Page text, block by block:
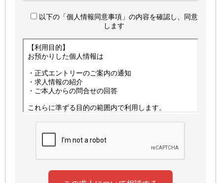
以下の「個人情報同意事項」の内容を確認し、同意
します